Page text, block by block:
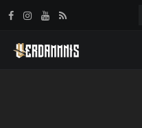
Panneau de gestion des